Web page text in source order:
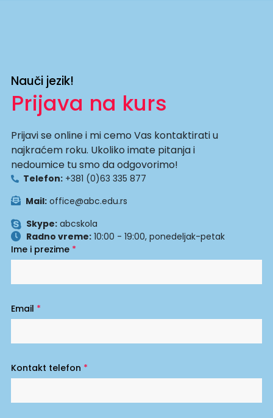
Nauči jezik!
Prijava na kurs
Prijavi se online i mi cemo Vas kontaktirati u
najkraćem roku. Ukoliko imate pitanja i
nedoumice tu smo da odgovorimo!
Telefon:+381 (0)63 335 877
Mail:office@abc.edu.rs
Skype:abcskola
Radno vreme:10:00 - 19:00, ponedeljak-petak
Ime i prezime *
Email *
Kontakt telefon *